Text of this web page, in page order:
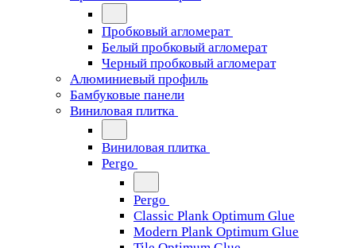
Пробковый агломерат
Белый пробковый агломерат
Черный пробковый агломерат
Алюминиевый профиль
Бамбуковые панели
Виниловая плитка
Виниловая плитка
Pergo
Pergo
Classic Plank Optimum Glue
Modern Plank Optimum Glue